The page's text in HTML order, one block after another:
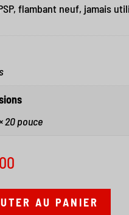
flambant neuf, jamais
20 pouce
AU PANIER